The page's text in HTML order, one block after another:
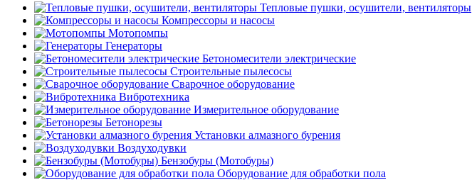
Тепловые пушки, осушители, вентиляторы
Компрессоры и насосы
Мотопомпы
Генераторы
Бетономесители электрические
Строительные пылесосы
Сварочное оборудование
Вибротехника
Измерительное оборудование
Бетонорезы
Установки алмазного бурения
Воздуходувки
Бензобуры (Мотобуры)
Оборудование для обработки пола